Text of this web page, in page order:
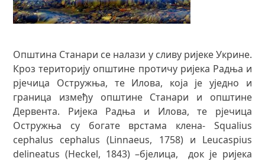
Општина Станари се налази у сливу ријеке Укрине.
Кроз територију општине протичу ријека Радња и
рјечица Остружња, те Илова, која је уједно и
граница између општине Станари и општине
Дервента. Ријека Радња и Илова, те рјечица
Остружња су богате врстамa клена- Squalius
cephalus cephalus (Linnaeus, 1758) и Leucaspius
delineatus (Heckel, 1843) –бјелица, док је ријека